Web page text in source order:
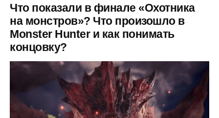
Что показали в финале «Охотника
на монстров»? Что произошло в
Monster Hunter и как понимать
концовку?